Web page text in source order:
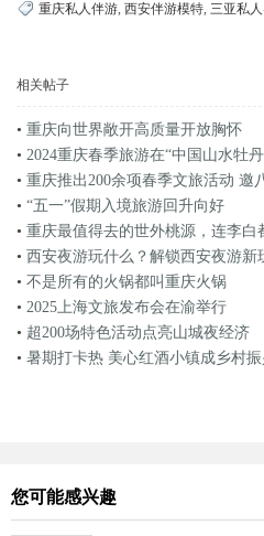
重庆私人伴游, 西安伴游模特, 三亚私
相关帖子
• 重庆向世界敞开高质量开放胸怀
• 2024重庆春季旅游在“中国山水牡
• 重庆推出200余项春季文旅活动 邀
• “五一”假期入境旅游回升向好
• 重庆最值得去的世外桃源，连李白
• 西安夜游玩什么？解锁西安夜游新
• 不是所有的火锅都叫重庆火锅
• 2025上海文旅发布会在渝举行
• 超200场特色活动点亮山城夜经济
• 暑期打卡热 美心红酒小镇成乡村
您可能感兴趣